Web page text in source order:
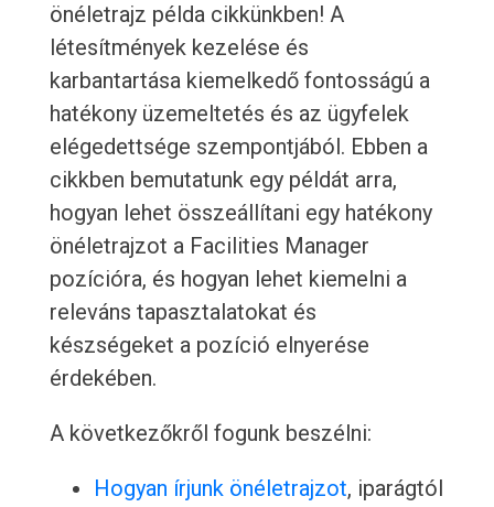
önéletrajz példa cikkünkben! A
létesítmények kezelése és
karbantartása kiemelkedő fontosságú a
hatékony üzemeltetés és az ügyfelek
elégedettsége szempontjából. Ebben a
cikkben bemutatunk egy példát arra,
hogyan lehet összeállítani egy hatékony
önéletrajzot a Facilities Manager
pozícióra, és hogyan lehet kiemelni a
releváns tapasztalatokat és
készségeket a pozíció elnyerése
érdekében.
A következőkről fogunk beszélni:
Hogyan írjunk önéletrajzot, iparágtól